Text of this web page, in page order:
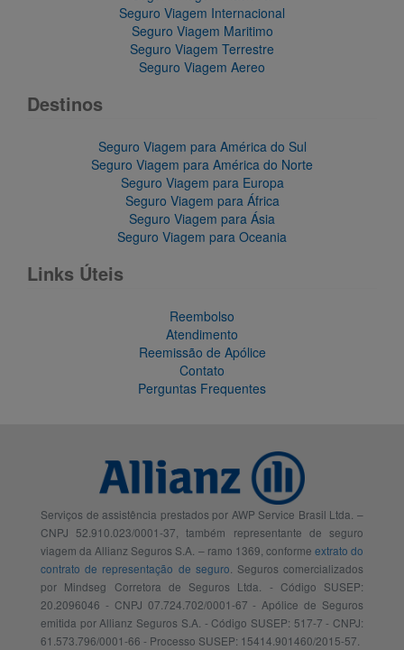
Seguro Viagem Internacional
Seguro Viagem Maritimo
Seguro Viagem Terrestre
Seguro Viagem Aereo
Destinos
Seguro Viagem para América do Sul
Seguro Viagem para América do Norte
Seguro Viagem para Europa
Seguro Viagem para África
Seguro Viagem para Ásia
Seguro Viagem para Oceania
Links Úteis
Reembolso
Atendimento
Reemissão de Apólice
Contato
Perguntas Frequentes
Serviços de assistência prestados por AWP Service Brasil Ltda. –
CNPJ 52.910.023/0001-37, também representante de seguro
viagem da Allianz Seguros S.A. – ramo 1369, conforme extrato do
contrato de representação de seguro . Seguros comercializados
por Mindseg Corretora de Seguros Ltda. - Código SUSEP:
20.2096046 - CNPJ 07.724.702/0001-67 - Apólice de Seguros
emitida por Allianz Seguros S.A. - Código SUSEP: 517-7 - CNPJ:
61.573.796/0001-66 - Processo SUSEP: 15414.901460/2015-57.